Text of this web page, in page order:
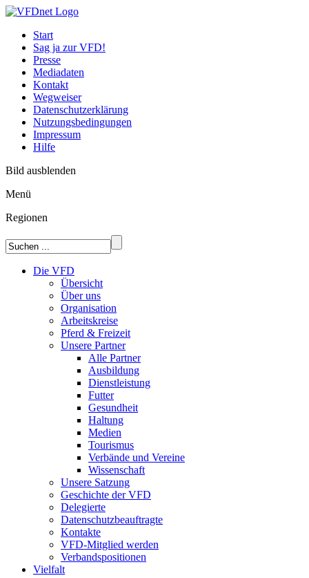
Start
Sag ja zur VFD!
Presse
Mediadaten
Kontakt
Wegweiser
Datenschutzerklärung
Nutzungsbedingungen
Impressum
Hilfe
Bild ausblenden
Menü
Regionen
Die VFD
Übersicht
Über uns
Organisation
Arbeitskreise
Pferd & Freizeit
Unsere Partner
Alle Partner
Ausbildung
Dienstleistung
Futter
Gesundheit
Haltung
Medien
Tourismus
Verbände und Vereine
Wissenschaft
Unsere Satzung
Geschichte der VFD
Delegierte
Datenschutzbeauftragte
Kontakte
VFD-Mitglied werden
Verbandspositionen
Vielfalt